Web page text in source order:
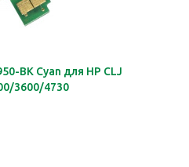
BK Cyan для HP CLJ
3600/4730